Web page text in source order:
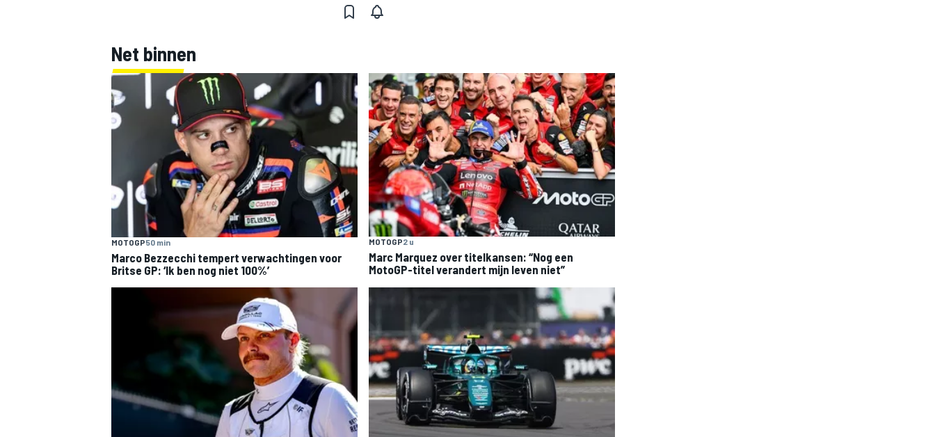
Net binnen
MOTOGP50 min
Marco Bezzecchi tempert verwachtingen voor
Britse GP: ‘Ik ben nog niet 100%’
MOTOGP2 u
Marc Marquez over titelkansen: “Nog een
MotoGP-titel verandert mijn leven niet”